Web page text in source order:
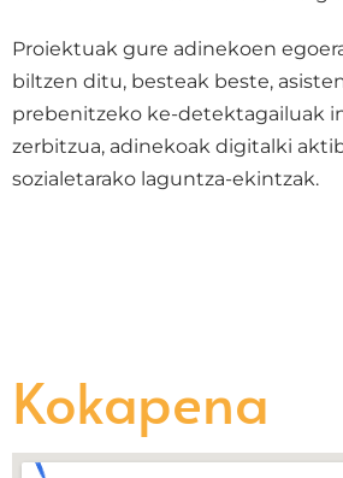
Proiektuak gure adinekoen
biltzen ditu, besteak beste,
prebenitzeko ke-detektagailuak
zerbitzua, adinekoak digitalki
sozialetarako laguntza-ekintzak.
Kokapena